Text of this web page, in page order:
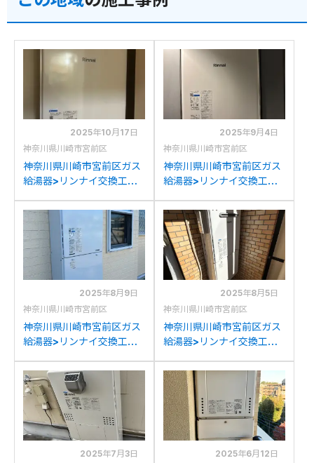
2025年10月17日
神奈川県川崎市宮前区
神奈川県川崎市宮前区ガス
給湯器>リンナイ交換工事
V1615SAFFDからリンナイ
RUF-V1615SAFFD(D)への
交換
2025年9月4日
神奈川県川崎市宮前区
神奈川県川崎市宮前区ガス
給湯器>リンナイ交換工事
A2400SAUからリンナイ
RUF-A2405SAU(C)への
交換
2025年8月9日
神奈川県川崎市宮前区
神奈川県川崎市宮前区ガス
給湯器>リンナイ交換工事
A2400SAWからリンナイ
RUF-245SAW(B)への交換
2025年8月5日
神奈川県川崎市宮前区
神奈川県川崎市宮前区ガス
給湯器>リンナイ交換工事
A1610SAW(A)からリンナ
イRUF-205SAW(B)への交
換
2025年7月3日
2025年6月12日